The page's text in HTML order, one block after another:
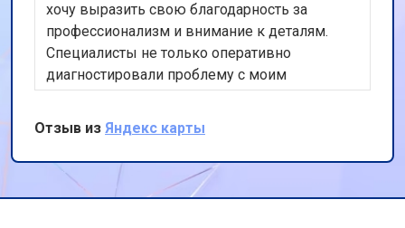
хочу выразить свою благодарность за
профессионализм и внимание к деталям.
Специалисты не только оперативно
диагностировали проблему с моим
оборудованием, но и предложили
оптимальное решение. Работа была
выполнена качественно и в срок, что для
меня было приоритетом. Спасибо за вашу
работу, буду рекомендовать вас своим
коллегам.
Отзыв из Яндекс карты